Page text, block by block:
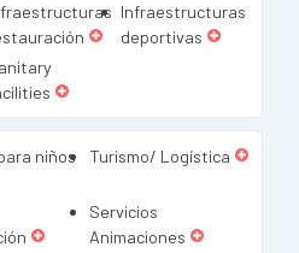
Infraestructuras
deportivas
niños Turismo/ Logística
Servicios
Animaciones